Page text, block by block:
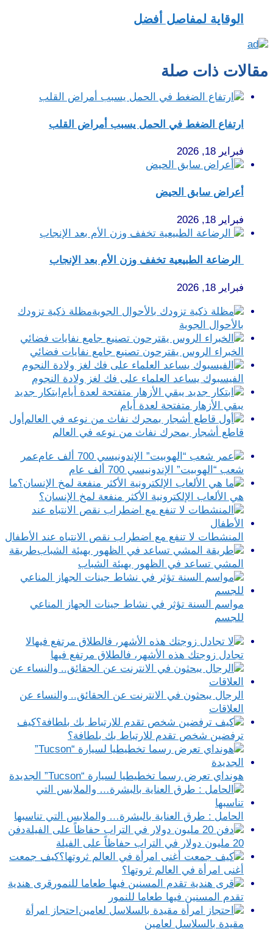
الوقاية لمفاصل أفضل
مقالات ذات صلة
ارتفاع الضغط في الحمل يسبب أمراض القلب
فبراير 18, 2026
أعراض سابق الحيض
فبراير 18, 2026
الرضاعة الطبيعية تخفف وزن الأم بعد الإنجاب
فبراير 18, 2026
مظلة ذكية تزودك
بالأحوال الجوية
الخبراء الروس يقترحون تصنيع جامع نفايات فضائي
الفيسبوك يساعد العلماء على فك لغز ولادة النجوم
ابتكار جديد
يبقي الأزهار متفتحة لعدة أيام
أول
قاطع أشجار بمحرك نفاث من نوعه في العالم
عمر
شعب “الهوبيت” الإندونيسي 700 ألف عام
ما
هي الألعاب الإلكترونية الأكثر منفعة لمخ الإنسان؟
المنشطات لا تنفع مع اضطراب نقص الانتباه عند الأطفال
طريقة
المشي تساعد في الظهور بهيئة الشباب
مواسم السنة تؤثر في نشاط جينات الجهاز المناعي
للجسم
لا
تجادل زوجتك هذه الأشهر، فالطلاق مرتفع فيها
الرجال يبحثون في الانترنت عن الحقائق.. والنساء عن
العلاقات
كيف
ترفضين شخص تقدم للارتباط بك بلطافة؟
هونداي تعرض رسما تخطيطيا لسيارة “Tucson” الجديدة
الحامل : طرق العناية بالبشرة… والملابس التي تناسبها
دفن
20 مليون دولار في التراب حفاظاً على الفيلة
كيف جمعت
أغنى امرأة في العالم ثروتها؟
قرى هندية
تقدم المسنين فيها طعاما للنمور
احتجاز امرأة
مقيدة بالسلاسل لعامين